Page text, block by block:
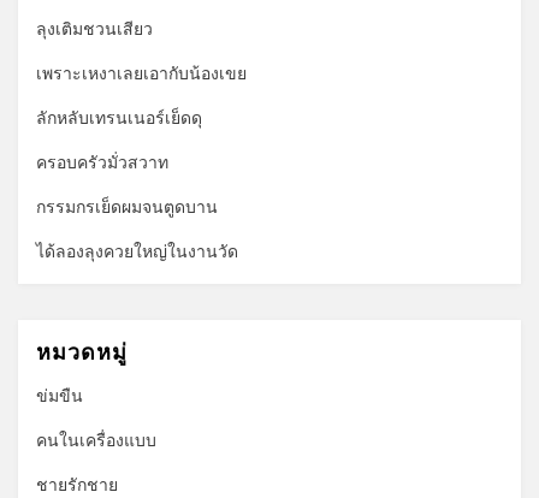
ลุงเติมชวนเสียว
เพราะเหงาเลยเอากับน้องเขย
ลักหลับเทรนเนอร์เย็ดดุ
ครอบครัวมั่วสวาท
กรรมกรเย็ดผมจนตูดบาน
ได้ลองลุงควยใหญ่ในงานวัด
หมวดหมู่
ข่มขืน
คนในเครื่องแบบ
ชายรักชาย